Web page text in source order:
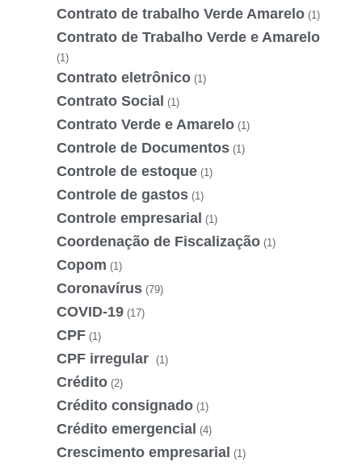
Contrato de trabalho Verde Amarelo (1)
Contrato de Trabalho Verde e Amarelo
(1)
Contrato eletrônico (1)
Contrato Social (1)
Contrato Verde e Amarelo (1)
Controle de Documentos (1)
Controle de estoque (1)
Controle de gastos (1)
Controle empresarial (1)
Coordenação de Fiscalização (1)
Copom (1)
Coronavírus (79)
COVID-19 (17)
CPF (1)
CPF irregular (1)
Crédito (2)
Crédito consignado (1)
Crédito emergencial (4)
Crescimento empresarial (1)